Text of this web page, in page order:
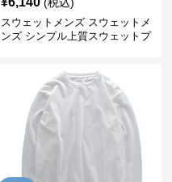
スウェットメンズ スウェットメ
ンズ シンプル上質スウェットプ